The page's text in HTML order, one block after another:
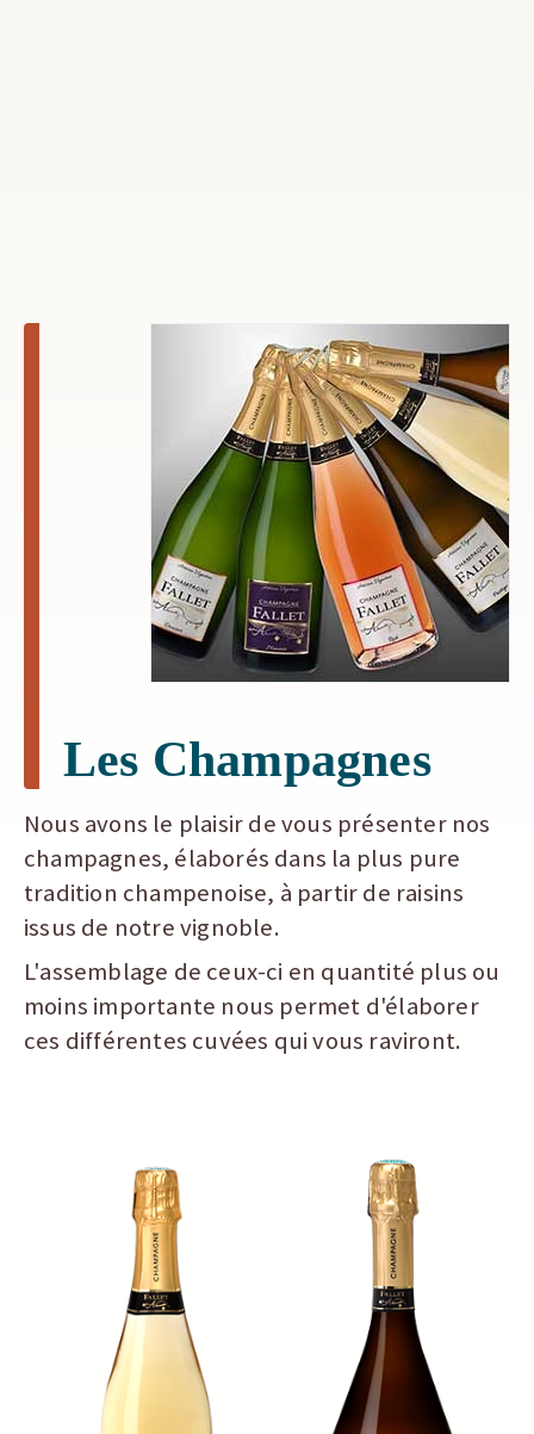
Les Champagnes
Nous avons le plaisir de vous présenter nos
champagnes, élaborés dans la plus pure
tradition champenoise, à partir de raisins
issus de notre vignoble.
L'assemblage de ceux-ci en quantité plus ou
moins importante nous permet d'élaborer
ces différentes cuvées qui vous raviront.